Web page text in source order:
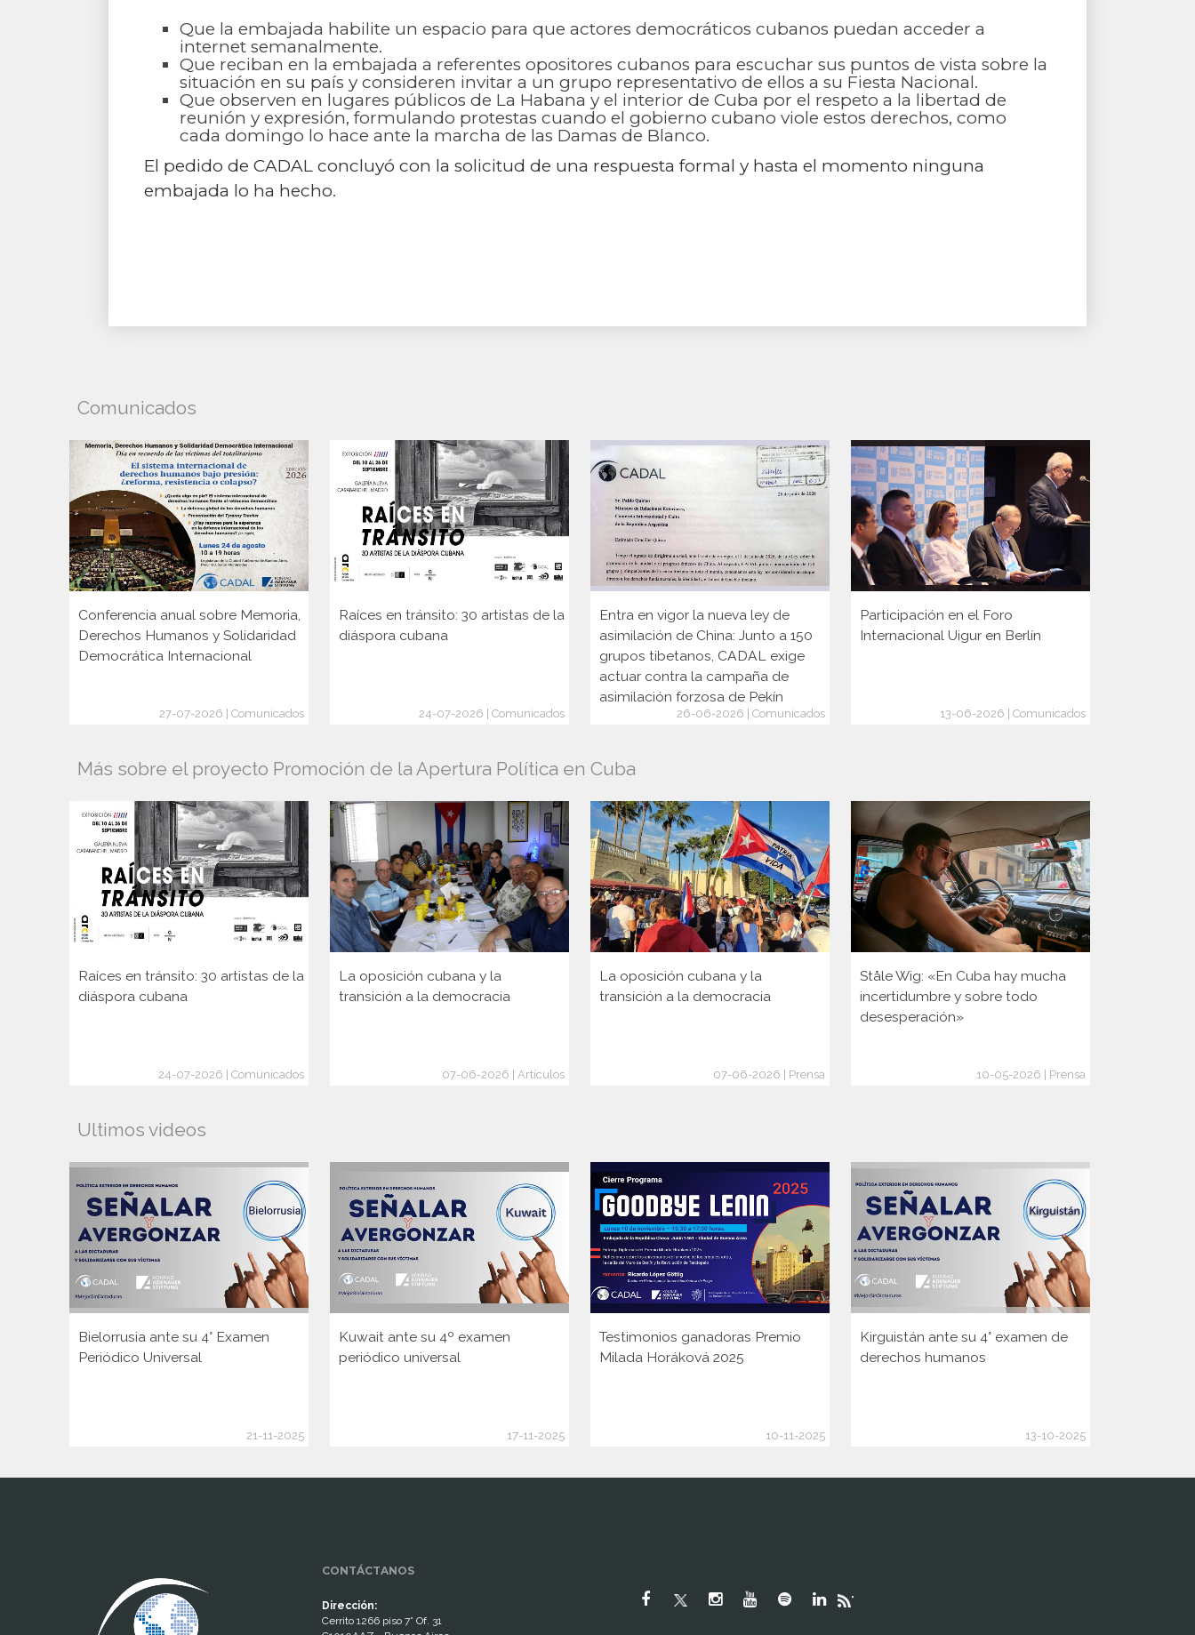
Que la embajada habilite un espacio para que actores democráticos cubanos puedan acceder a
internet semanalmente.
Que reciban en la embajada a referentes opositores cubanos para escuchar sus puntos de vista sobre la
situación en su país y consideren invitar a un grupo representativo de ellos a su Fiesta Nacional.
Que observen en lugares públicos de La Habana y el interior de Cuba por el respeto a la libertad de
reunión y expresión, formulando protestas cuando el gobierno cubano viole estos derechos, como
cada domingo lo hace ante la marcha de las Damas de Blanco.
El pedido de CADAL concluyó con la solicitud de una respuesta formal y hasta el momento ninguna
embajada lo ha hecho.
Comunicados
Conferencia anual sobre Memoria,
Derechos Humanos y Solidaridad
Democrática Internacional
27-07-2026 | Comunicados
Raíces en tránsito: 30 artistas de la
diáspora cubana
24-07-2026 | Comunicados
Entra en vigor la nueva ley de
asimilación de China: Junto a 150
grupos tibetanos, CADAL exige
actuar contra la campaña de
asimilación forzosa de Pekín
26-06-2026 | Comunicados
Participación en el Foro
Internacional Uigur en Berlín
13-06-2026 | Comunicados
Más sobre el proyecto Promoción de la Apertura Política en Cuba
Raíces en tránsito: 30 artistas de la
diáspora cubana
24-07-2026 | Comunicados
La oposición cubana y la
transición a la democracia
07-06-2026 | Artículos
La oposición cubana y la
transición a la democracia
07-06-2026 | Prensa
Ståle Wig: «En Cuba hay mucha
incertidumbre y sobre todo
desesperación»
10-05-2026 | Prensa
Ultimos videos
Bielorrusia ante su 4° Examen
Periódico Universal
21-11-2025
Kuwait ante su 4º examen
periódico universal
17-11-2025
Testimonios ganadoras Premio
Milada Horáková 2025
10-11-2025
Kirguistán ante su 4° examen de
derechos humanos
13-10-2025
CONTÁCTANOS
Dirección:
Cerrito 1266 piso 7° Of. 31
"